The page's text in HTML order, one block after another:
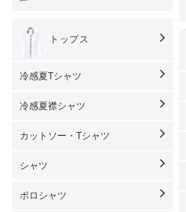
トップス
冷感夏Tシャツ
冷感夏襟シャツ
カットソー・Tシャツ
シャツ
ポロシャツ